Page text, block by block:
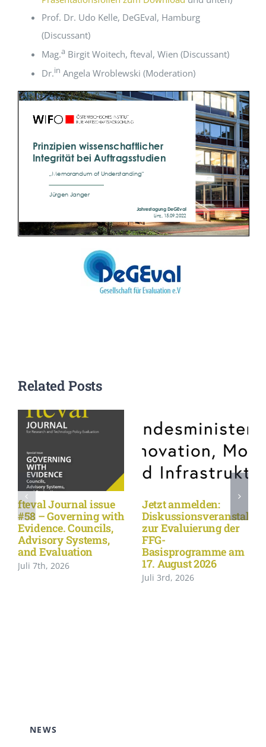
Prof. Dr. Udo Kelle, DeGEval, Hamburg
(Discussant)
Mag.a Birgit Woitech, fteval, Wien (Discussant)
Dr.in Angela Wroblewski (Moderation)
Related Posts
fteval Journal issue
#58 – Governing with
Evidence. Councils,
Advisory Systems,
and Evaluation
Juli 7th, 2026
Jetzt anmelden:
zur Evaluierung der
FFG-
Basisprogramme am
17. August 2026
Juli 3rd, 2026
NEWS